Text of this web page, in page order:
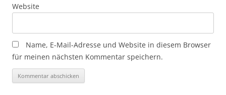
Website
Name, E-Mail-Adresse und Website in diesem Browser
für meinen nächsten Kommentar speichern.